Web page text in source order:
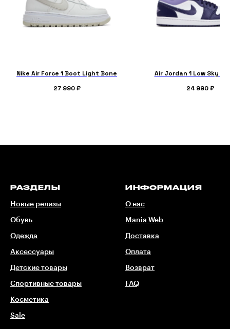
Nike Air Force 1 Boot Light Bone
27 990 ₽
Air Jordan 1 Low Sky J
24 990₽
РАЗДЕЛЫ
Новые релизы
Обувь
Одежда
Аксессуары
Детские товары
Спортивные товары
Косметика
Sale
ИНФОРМАЦИЯ
О нас
Mania Web
Доставка
Оплата
Возврат
FAQ